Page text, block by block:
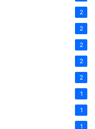
2
2
2
2
2
1
1
1